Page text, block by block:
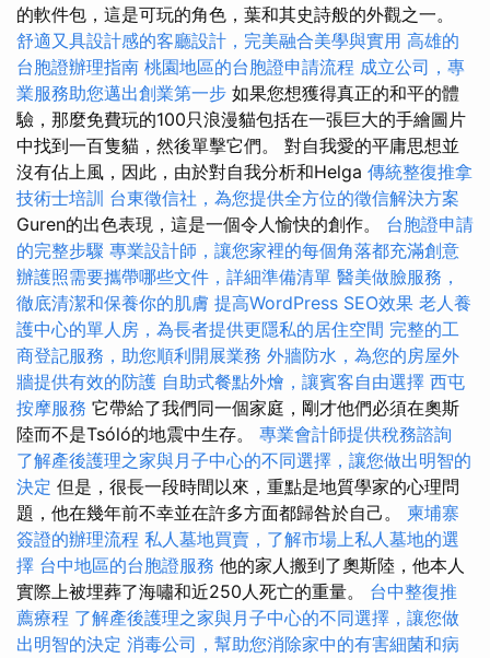
的軟件包，這是可玩的角色，葉和其史詩般的外觀之一。
舒適又具設計感的客廳設計，完美融合美學與實用 高雄的
台胞證辦理指南 桃園地區的台胞證申請流程 成立公司，專
業服務助您邁出創業第一步 如果您想獲得真正的和平的體
驗，那麼免費玩的100只浪漫貓包括在一張巨大的手繪圖片
中找到一百隻貓，然後單擊它們。 對自我愛的平庸思想並
沒有佔上風，因此，由於對自我分析和Helga 傳統整復推拿
技術士培訓 台東徵信社，為您提供全方位的徵信解決方案
Guren的出色表現，這是一個令人愉快的創作。 台胞證申請
的完整步驟 專業設計師，讓您家裡的每個角落都充滿創意
辦護照需要攜帶哪些文件，詳細準備清單 醫美做臉服務，
徹底清潔和保養你的肌膚 提高WordPress SEO效果 老人養
護中心的單人房，為長者提供更隱私的居住空間 完整的工
商登記服務，助您順利開展業務 外牆防水，為您的房屋外
牆提供有效的防護 自助式餐點外燴，讓賓客自由選擇 西屯
按摩服務 它帶給了我們同一個家庭，剛才他們必須在奧斯
陸而不是Tsóló的地震中生存。 專業會計師提供稅務諮詢
了解產後護理之家與月子中心的不同選擇，讓您做出明智的
決定 但是，很長一段時間以來，重點是地質學家的心理問
題，他在幾年前不幸並在許多方面都歸咎於自己。 柬埔寨
簽證的辦理流程 私人墓地買賣，了解市場上私人墓地的選
擇 台中地區的台胞證服務 他的家人搬到了奧斯陸，他本人
實際上被埋葬了海嘯和近250人死亡的重量。 台中整復推
薦療程 了解產後護理之家與月子中心的不同選擇，讓您做
出明智的決定 消毒公司，幫助您消除家中的有害細菌和病